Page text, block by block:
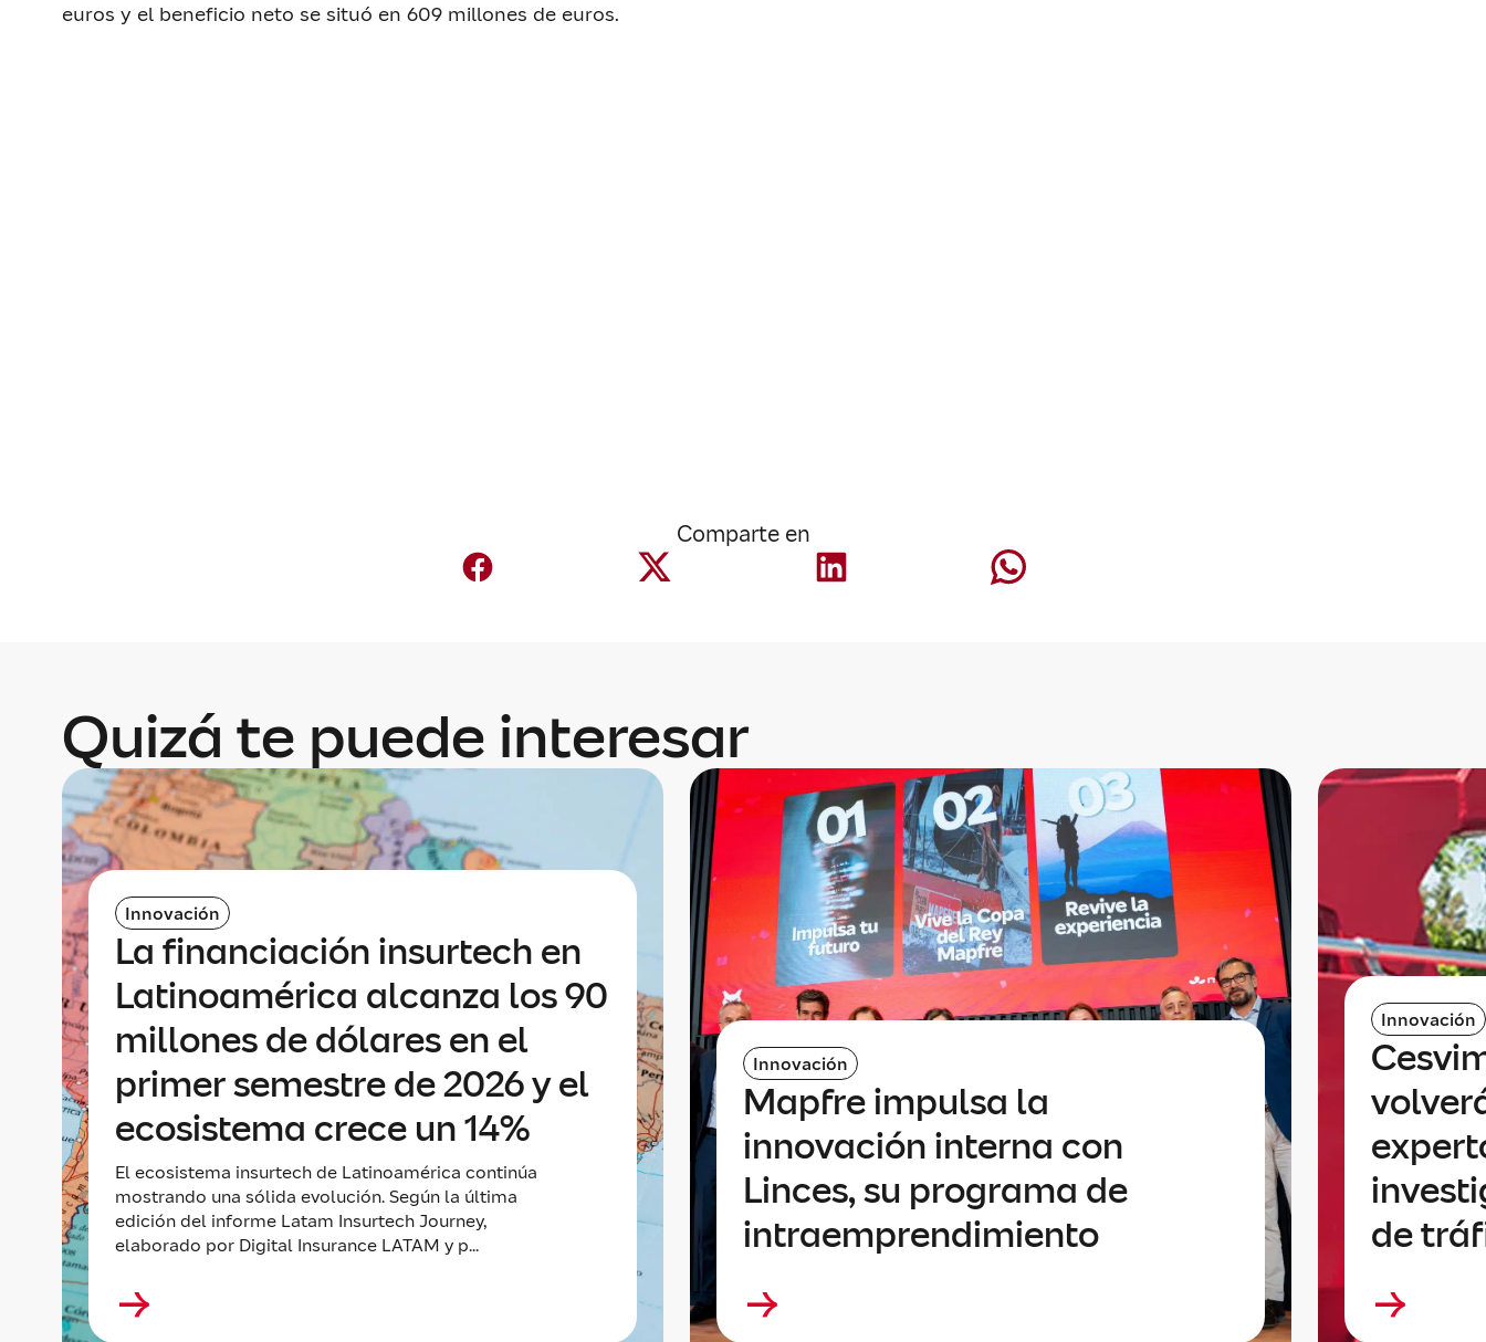
euros y el beneficio neto se situó en 609 millones de euros.
Comparte en
Quizá te puede interesar
Innovación
La financiación insurtech en
Latinoamérica alcanza los 90
millones de dólares en el
primer semestre de 2026 y el
ecosistema crece un 14%
El ecosistema insurtech de Latinoamérica continúa
mostrando una sólida evolución. Según la última
edición del informe Latam Insurtech Journey,
elaborado por Digital Insurance LATAM y p...
Innovación
Mapfre impulsa la
innovación interna con
Linces, su programa de
intraemprendimiento
Innovación
de